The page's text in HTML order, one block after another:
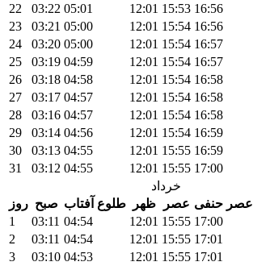
22
03:22 05:01 12:01 15:53 16:56
23
03:21 05:00 12:01 15:54 16:56
24
03:20 05:00 12:01 15:54 16:57
25
03:19 04:59 12:01 15:54 16:57
26
03:18 04:58 12:01 15:54 16:58
27
03:17 04:57 12:01 15:54 16:58
28
03:16 04:57 12:01 15:54 16:58
29
03:14 04:56 12:01 15:54 16:59
30
03:13 04:55 12:01 15:55 16:59
31
03:12 04:55 12:01 15:55 17:00
خرداد
روز صبح طلوع آفتاب ظهر عصر عصر حنفی
1
03:11 04:54 12:01 15:55 17:00
2
03:11 04:54 12:01 15:55 17:01
3
03:10 04:53 12:01 15:55 17:01